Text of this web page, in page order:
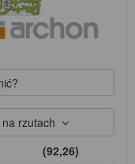
rzutach
(92,26)